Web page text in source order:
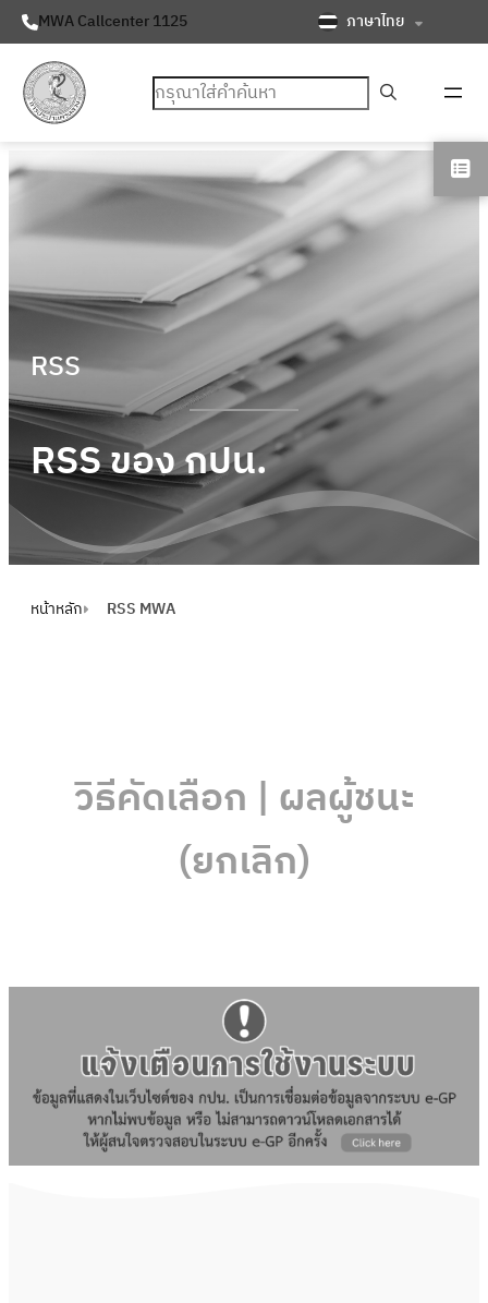
MWA Callcenter 1125 ภาษาไทย
ค้นหา
RSS
RSS ของ กปน.
หน้าหลัก RSS MWA
วิธีคัดเลือก | ผลผู้ชนะ
(ยกเลิก)